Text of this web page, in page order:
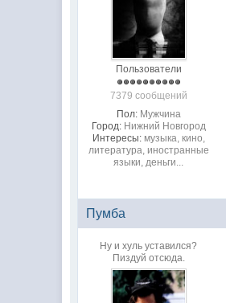
Пользователи
7379 сообщений
Пол: Мужчина
Город: Нижний Новгород
Интересы: музыка, кино,
литература, иностранные
языки, деньги...
Пумба
Ну и хуль уставился?
Пиздуй отсюда.